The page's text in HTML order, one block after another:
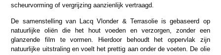
scheurvorming of vergrijzing aanzienlijk vertraagd.
De samenstelling van Lacq Vlonder & Terrasolie is gebaseerd op
natuurlijke oliën die het hout voeden en verzorgen, zonder een
glanzende film te vormen. Hierdoor behoudt het oppervlak zijn
natuurlijke uitstraling en voelt het prettig aan onder de voeten. De olie